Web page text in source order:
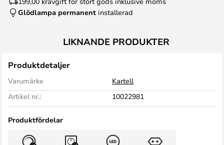
Glödlampa permanent installerad
LIKNANDE PRODUKTER
Produktdetaljer
Varumärke
Kartell
Artikel nr.:
10022981
Produktfördelar